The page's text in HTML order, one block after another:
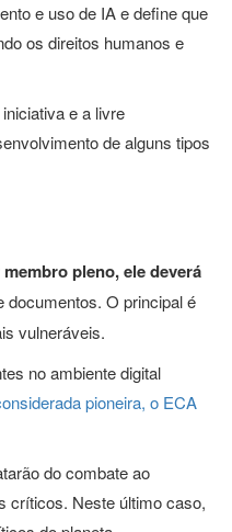
e uso de IA e define que
os direitos humanos e
e a livre
de alguns tipos
pleno, ele deverá
documentos. O principal é
vulneráveis.
no ambiente digital
pioneira, o ECA
do combate ao
críticos. Neste último caso,